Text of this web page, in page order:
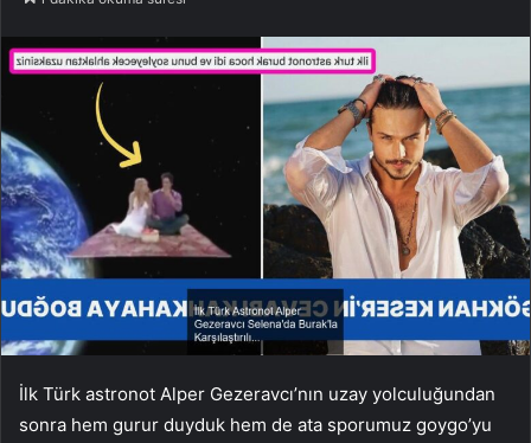
İlk Türk astronot Alper Gezeravcı’nın uzay yolculuğundan
sonra hem gurur duyduk hem de ata sporumuz goygo’yu